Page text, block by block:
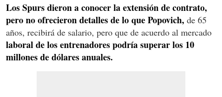
Los Spurs dieron a conocer la extensión de contrato,
pero no ofrecieron detalles de lo que Popovich, de 65
años, recibirá de salario, pero que de acuerdo al mercado
laboral de los entrenadores podría superar los 10
millones de dólares anuales.